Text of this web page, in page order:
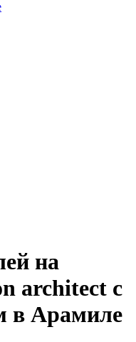
на
architect с
в Арамиле